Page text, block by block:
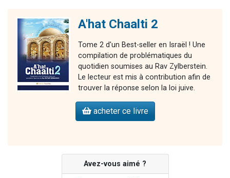
A'hat Chaalti 2
Tome 2 d'un Best-seller en Israël ! Une
compilation de problématiques du
quotidien soumises au Rav Zylberstein.
Le lecteur est mis à contribution afin de
trouver la réponse selon la loi juive.
acheter ce livre
Avez-vous aimé ?